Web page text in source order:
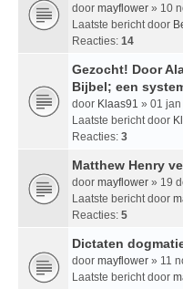
door mayflower » 10
Laatste bericht door
Reacties: 14
Gezocht! Door
Bijbel; een
door Klaas91 » 01
Laatste bericht door
Reacties: 3
Matthew Henry
door mayflower » 19
Laatste bericht door
Reacties: 5
Dictaten
door mayflower » 11
Laatste bericht door